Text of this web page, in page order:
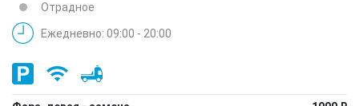
Отрадное
Ежедневно: 09:00 - 20:00